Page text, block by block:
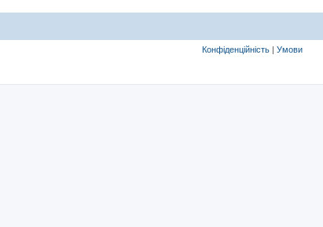
Конфіденційність | Умови